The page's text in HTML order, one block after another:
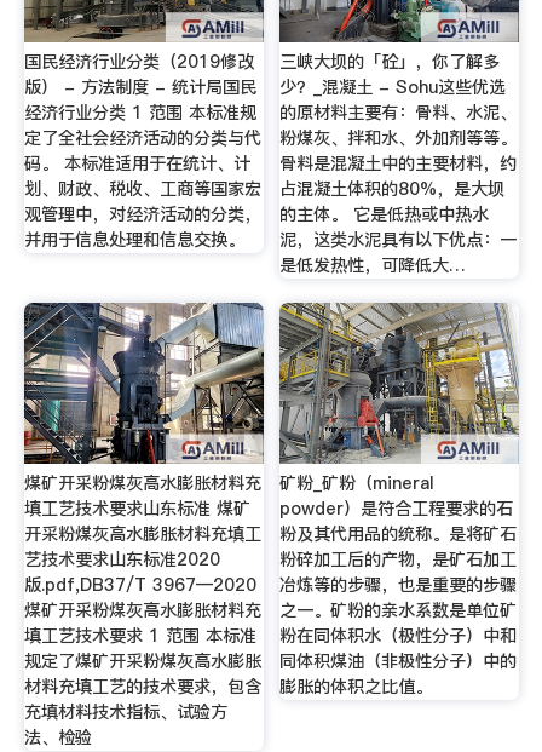
国民经济行业分类（2019修改
版） - 方法制度 - 统计局国民
经济行业分类 1 范围 本标准规
定了全社会经济活动的分类与代
码。 本标准适用于在统计、计
划、财政、税收、工商等国家宏
观管理中，对经济活动的分类，
并用于信息处理和信息交换。
三峡大坝的「砼」，你了解多
少？_混凝土 - Sohu这些优选
的原材料主要有：骨料、水泥、
粉煤灰、拌和水、外加剂等等。
骨料是混凝土中的主要材料，约
占混凝土体积的80%，是大坝
的主体。 它是低热或中热水
泥，这类水泥具有以下优点：一
是低发热性，可降低大…
煤矿开采粉煤灰高水膨胀材料充
填工艺技术要求山东标准 煤矿
开采粉煤灰高水膨胀材料充填工
艺技术要求山东标准2020
版.pdf,DB37/T 3967—2020
煤矿开采粉煤灰高水膨胀材料充
填工艺技术要求 1 范围 本标准
规定了煤矿开采粉煤灰高水膨胀
材料充填工艺的技术要求，包含
充填材料技术指标、试验方
法、检验
矿粉_矿粉（mineral
powder）是符合工程要求的石
粉及其代用品的统称。是将矿石
粉碎加工后的产物，是矿石加工
冶炼等的步骤，也是重要的步骤
之一。矿粉的亲水系数是单位矿
粉在同体积水（极性分子）中和
同体积煤油（非极性分子）中的
膨胀的体积之比值。